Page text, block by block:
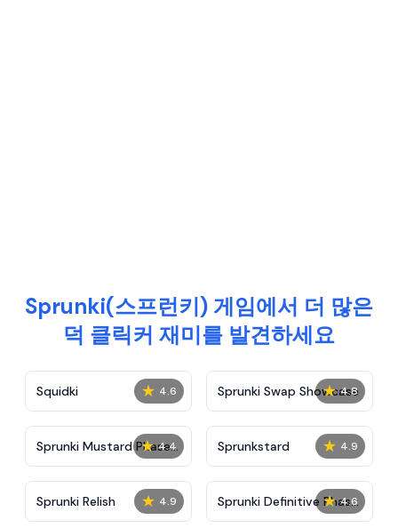
Sprunki(스프런키) 게임에서 더 많은
덕 클릭커 재미를 발견하세요
★ 4.6
Squidki ★ 4.8
Sprunki Swap Showcase
★ 4.4
Sprunki Mustard Phase
2
★ 4.9
Sprunkstard
★ 4.9
Sprunki Relish ★ 4.6
Sprunki Definitive Phase
7